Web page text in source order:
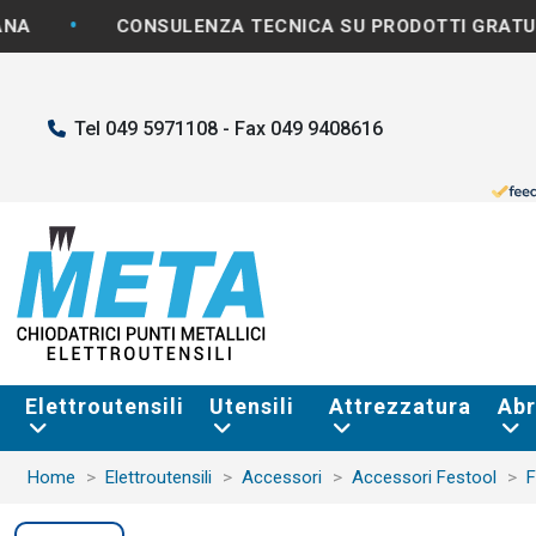
TECNICA SU PRODOTTI GRATUITA •
Tel 049 5971108 - Fax 049 9408616
Elettroutensili Utensili Attrezzatura
Home Elettroutensili Accessori Accessori Festool